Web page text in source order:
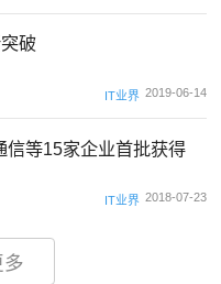
破
IT业界 2019-06-14
信等15家企业首批获得
IT业界 2018-07-23
多